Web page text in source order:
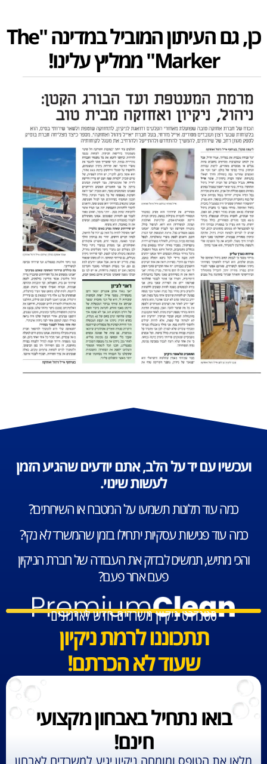
כן, גם העיתון המוביל במדינה "The
Marker" ממליץ עלינו!
ועכשיו עם יד על הלב, אתם יודעים שהגיע הזמן
לעשות שינוי.
כמה עוד תלונות תשמעו על המטבח או השירותים?
כמה עוד פגישות עסקיות יתחילו בזמן שהמשרד לא נקי?
והכי מתיש, תמשיכו לבדוק את העבודה של חברת הניקיון
פעם אחר פעם?
סטנדרט ניקיון משרדים חדש לארגונים
תתכוננו לרמת ניקיון
שעוד לא הכרתם!
בואו נתחיל באבחון מקצועי
חינם!
מלאו את הטופס ומומחה ניקיון יגיע למשרדים לאבחון